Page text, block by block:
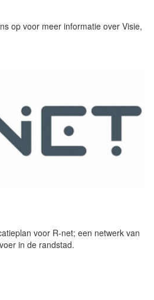
op voor meer informatie over Visie,
voor R-net; een netwerk van
in de randstad.